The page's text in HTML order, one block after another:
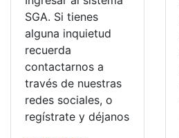
SGA. Si tienes
alguna inquietud
recuerda
contactarnos a
través de nuestras
redes sociales, o
regístrate y déjanos